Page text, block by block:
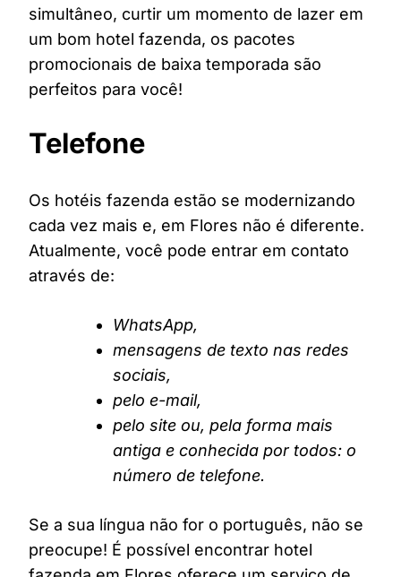
simultâneo, curtir um momento de lazer em
um bom hotel fazenda, os pacotes
promocionais de baixa temporada são
perfeitos para você!
Telefone
Os hotéis fazenda estão se modernizando
cada vez mais e, em Flores não é diferente.
Atualmente, você pode entrar em contato
através de:
WhatsApp,
mensagens de texto nas redes
sociais,
pelo e-mail,
pelo site ou, pela forma mais
antiga e conhecida por todos: o
número de telefone.
Se a sua língua não for o português, não se
preocupe! É possível encontrar hotel